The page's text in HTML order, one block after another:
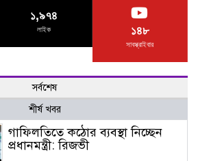
১,৯৭৪
লাইক ১৪৮
সাবস্ক্রাইবার
সর্বশেষ
শীর্ষ খবর
গাফিলতিতে কঠোর ব্যবস্থা নিচ্ছেন
প্রধানমন্ত্রী: রিজভী